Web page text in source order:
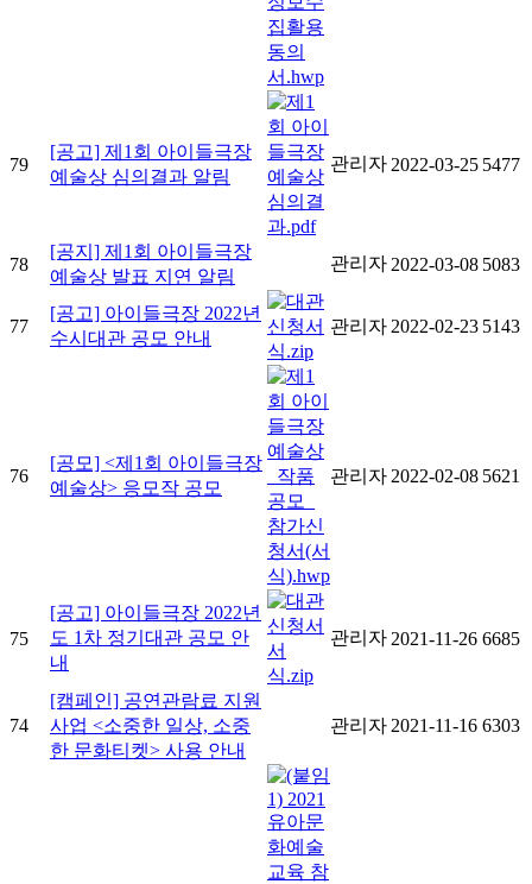
79
[공고] 제1회 아이들극장
예술상 심의결과 알림
관리자 2022-03-25 5477
78
[공지] 제1회 아이들극장
예술상 발표 지연 알림
관리자 2022-03-08 5083
77
[공고] 아이들극장 2022년
수시대관 공모 안내
관리자 2022-02-23 5143
76
[공모] <제1회 아이들극장
예술상> 응모작 공모
관리자 2022-02-08 5621
75
[공고] 아이들극장 2022년
도 1차 정기대관 공모 안
내
관리자 2021-11-26 6685
74
[캠페인] 공연관람료 지원
사업 <소중한 일상, 소중
한 문화티켓> 사용 안내
관리자 2021-11-16 6303